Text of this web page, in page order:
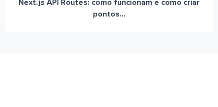
Next.js API Routes: como funcionam e como criar
pontos...